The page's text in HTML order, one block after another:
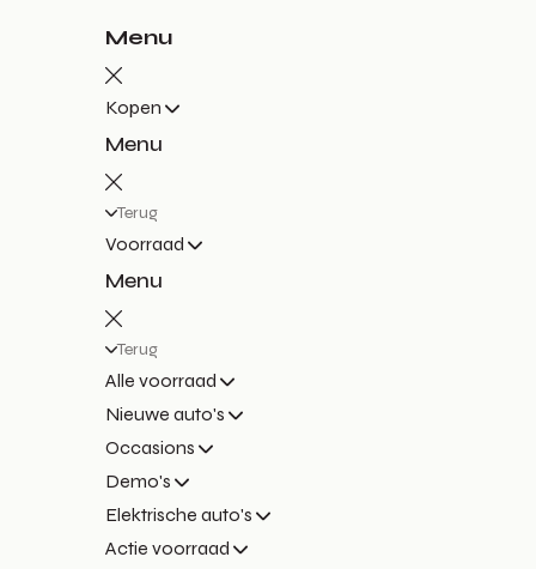
Menu
Kopen
Menu
Terug
Voorraad
Menu
Terug
Alle voorraad
Nieuwe auto's
Occasions
Demo's
Elektrische auto's
Actie voorraad